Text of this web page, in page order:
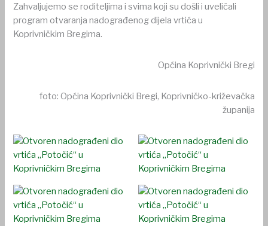
Zahvaljujemo se roditeljima i svima koji su došli i uveličali
program otvaranja nadograđenog dijela vrtića u
Koprivničkim Bregima.
Općina Koprivnički Bregi
foto: Općina Koprivnički Bregi, Koprivničko-križevačka
županija